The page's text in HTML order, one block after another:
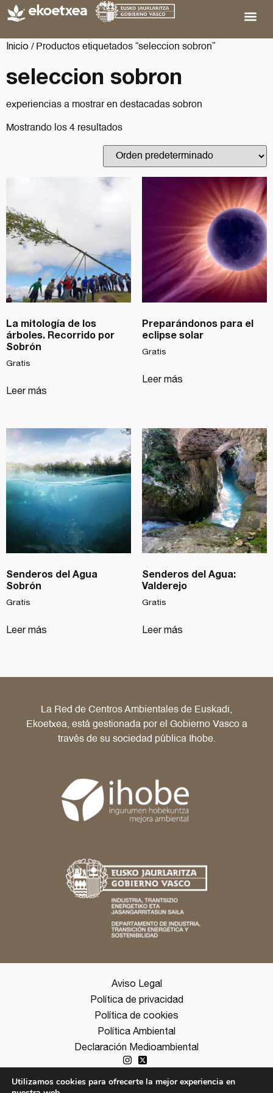
Inicio / Productos etiquetados “seleccion sobron”
seleccion sobron
experiencias a mostrar en destacadas sobron
Mostrando los 4 resultados
La mitología de los
árboles. Recorrido por
Sobrón
Gratis
Leer más
Preparándonos para el
eclipse solar
Gratis
Leer más
Senderos del Agua
Sobrón
Gratis
Leer más
Senderos del Agua:
Valderejo
Gratis
Leer más
La Red de Centros Ambientales de Euskadi,
Ekoetxea, está gestionada por el Gobierno Vasco a
través de su sociedad pública Ihobe.
Aviso Legal
Política de privacidad
Política de cookies
Política Ambiental
Declaración Medioambiental
Utilizamos cookies para ofrecerte la mejor experiencia en